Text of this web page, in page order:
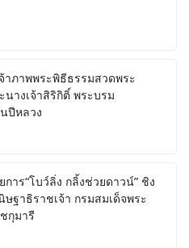
าภาพพระพิธีธรรมสวดพระ
างเจ้าสิริกิติ์ พระบรม
ปีหลวง
าร“โบว์ลิ่ง กลิ้งช่วยดาวน์” ชิง
ฐาธิราชเจ้า กรมสมเด็จพระ
กุมารี